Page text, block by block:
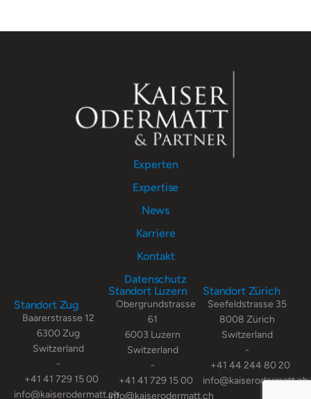
Experten
Expertise
News
Karriere
Kontakt
Datenschutz
Standort Zug
Baarerstrasse 12
6300 Zug
Switzerland
-
+41 41 729 15 00
info@kaiserodermatt.ch
Standort Luzern
Obergrundstrasse
61
6003 Luzern
Switzerland
-
+41 41 729 15 00
info@kaiserodermatt.ch
Standort Zürich
Seefeldstrasse 35
8008 Zürich
Switzerland
-
+41 44 244 80 20
info@kaiserodermatt.ch